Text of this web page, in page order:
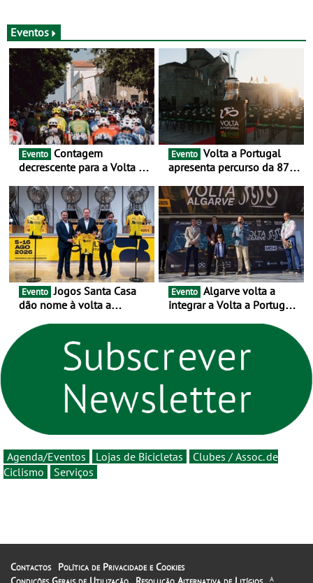
e 10 de Junho
usam os automóveis
exclusivamente em áreas
urbanas
Eventos
Evento
decrescente para a Volta a
as 17 equipas de 2026
Evento
apresenta percurso da 87.ª
novo ciclo rumo ao
centenário
Evento Jogos Santa Casa
dão nome à volta a
um novo ciclo da prova
rumo ao centenário - Volta
a Portugal em Bicicleta
estará na estrada entre 5 e
16 de agosto
Evento
integrar a Volta a Portugal
Agenda/Eventos Lojas de Bicicletas
Clubes / Assoc. de
Ciclismo
Serviços
Contactos
Política de Privacidade e Cookies
A